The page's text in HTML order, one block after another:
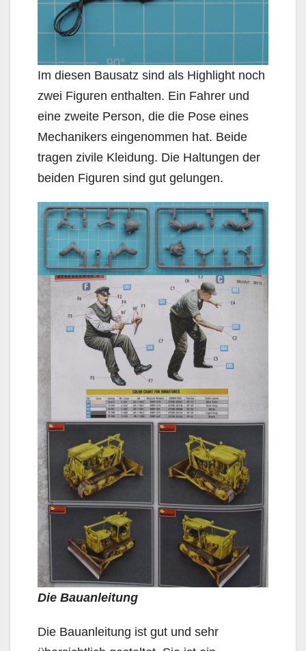
Im diesen Bausatz sind als Highlight noch
zwei Figuren enthalten. Ein Fahrer und
eine zweite Person, die die Pose eines
Mechanikers eingenommen hat. Beide
tragen zivile Kleidung. Die Haltungen der
beiden Figuren sind gut gelungen.
Die Bauanleitung
Die Bauanleitung ist gut und sehr